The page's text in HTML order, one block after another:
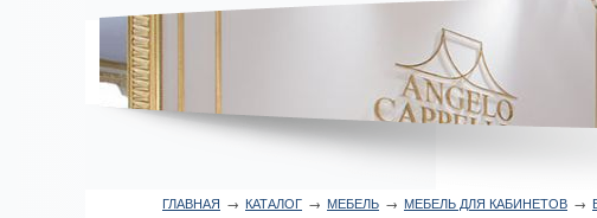
ГЛАВНАЯ → КАТАЛОГ → МЕБЕЛЬ → МЕБЕЛЬ ДЛЯ КАБИНЕТОВ →